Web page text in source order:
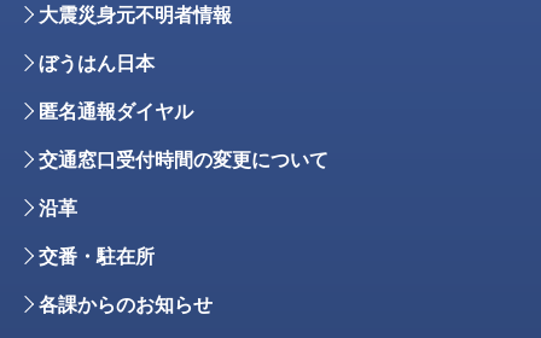
大震災身元不明者情報
ぼうはん日本
匿名通報ダイヤル
交通窓口受付時間の変更について
沿革
交番・駐在所
各課からのお知らせ